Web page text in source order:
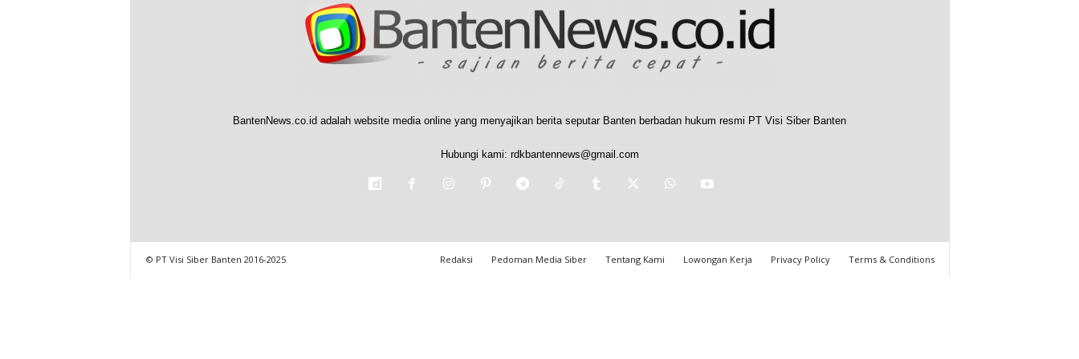
BantenNews.co.id adalah website media online yang menyajikan berita seputar Banten berbadan hukum resmi PT Visi Siber Banten
Hubungi kami: rdkbantennews@gmail.com
Redaksi Pedoman Media Siber Tentang Kami Lowongan Kerja Privacy Policy Terms & Conditions
© PT Visi Siber Banten 2016-2025